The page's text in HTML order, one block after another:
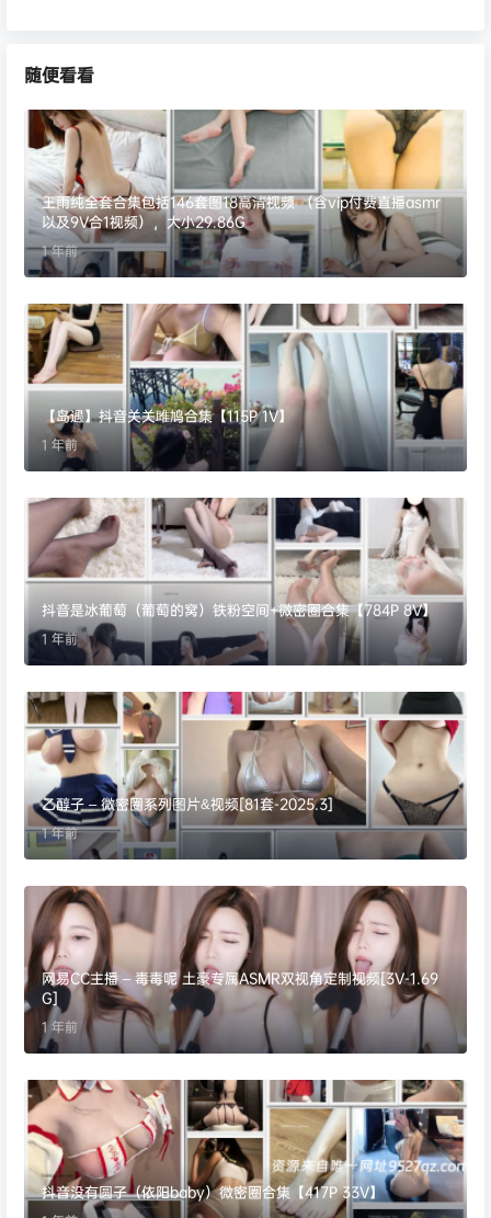
随便看看
王雨纯全套合集包括146套图18高清视频 （含vip付费直播asmr
以及9V合1视频），大小29.86G
1 年前
【岛遇】抖音关关雎鸠合集【115P 1V】
1 年前
抖音是冰葡萄（葡萄的窝）铁粉空间+微密圈合集【784P 8V】
1 年前
乙醇子 – 微密圈系列图片&视频[81套-2025.3]
1 年前
网易CC主播 – 毒毒呢 土豪专属ASMR双视角定制视频[3V-1.69
G]
1 年前
抖音没有圆子（依阳baby）微密圈合集【417P 33V】